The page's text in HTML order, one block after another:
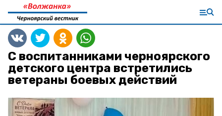
С воспитанниками черноярского
детского центра встретились
ветераны боевых действий